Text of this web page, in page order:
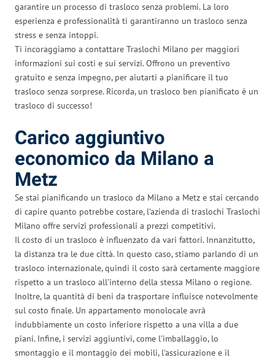
garantire un processo di trasloco senza problemi. La loro
esperienza e professionalità ti garantiranno un trasloco senza
stress e senza intoppi.
Ti incoraggiamo a contattare Traslochi Milano per maggiori
informazioni sui costi e sui servizi. Offrono un preventivo
gratuito e senza impegno, per aiutarti a pianificare il tuo
trasloco senza sorprese. Ricorda, un trasloco ben pianificato è un
trasloco di successo!
Carico aggiuntivo
economico da Milano a
Metz
Se stai pianificando un trasloco da Milano a Metz e stai cercando
di capire quanto potrebbe costare, l’azienda di traslochi Traslochi
Milano offre servizi professionali a prezzi competitivi.
Il costo di un trasloco è influenzato da vari fattori. Innanzitutto,
la distanza tra le due città. In questo caso, stiamo parlando di un
trasloco internazionale, quindi il costo sarà certamente maggiore
rispetto a un trasloco all’interno della stessa Milano o regione.
Inoltre, la quantità di beni da trasportare influisce notevolmente
sul costo finale. Un appartamento monolocale avrà
indubbiamente un costo inferiore rispetto a una villa a due
piani. Infine, i servizi aggiuntivi, come l’imballaggio, lo
smontaggio e il montaggio dei mobili, l’assicurazione e il